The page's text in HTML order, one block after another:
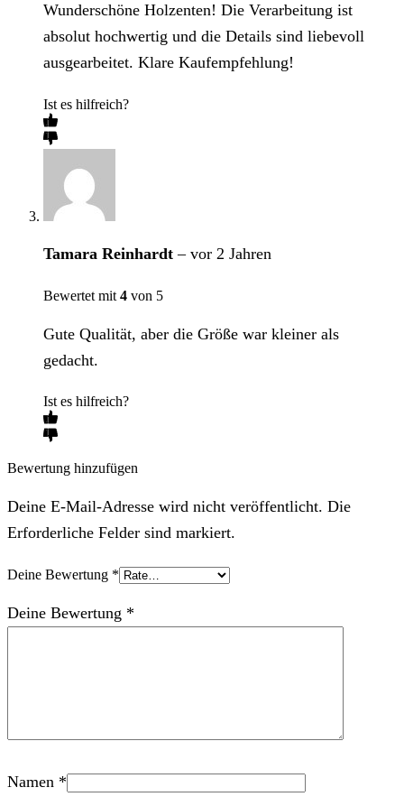
Wunderschöne Holzenten! Die Verarbeitung ist
absolut hochwertig und die Details sind liebevoll
ausgearbeitet. Klare Kaufempfehlung!
Ist es hilfreich?
Tamara Reinhardt– vor 2 Jahren
Bewertet mit 4 von 5
Gute Qualität, aber die Größe war kleiner als
gedacht.
Ist es hilfreich?
Bewertung hinzufügen
Deine E-Mail-Adresse wird nicht veröffentlicht. Die
Erforderliche Felder sind markiert.
Deine Bewertung *
Deine Bewertung *
Namen *